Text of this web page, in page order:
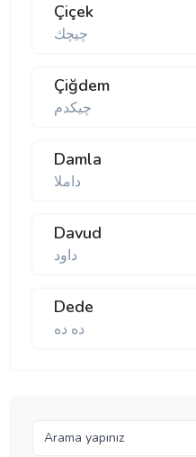
Çiçek
چیچك
Çiğdem
چیكدم
Damla
داملا
Davud
داود
Dede
ده ده